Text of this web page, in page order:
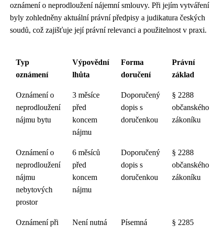
oznámení o neprodloužení nájemní smlouvy. Při jejím vytváření
byly zohledněny aktuální právní předpisy a judikatura českých
soudů, což zajišťuje její právní relevanci a použitelnost v praxi.
Typ
oznámení
Výpovědní
lhůta
Forma
doručení
Právní
základ
Oznámení o
neprodloužení
nájmu bytu
3 měsíce
před
koncem
nájmu
Doporučený
dopis s
doručenkou
§ 2288
občanského
zákoníku
Oznámení o
neprodloužení
nájmu
nebytových
prostor
6 měsíců
před
koncem
nájmu
Doporučený
dopis s
doručenkou
§ 2288
občanského
zákoníku
Oznámení při
Není nutná
Písemná
§ 2285